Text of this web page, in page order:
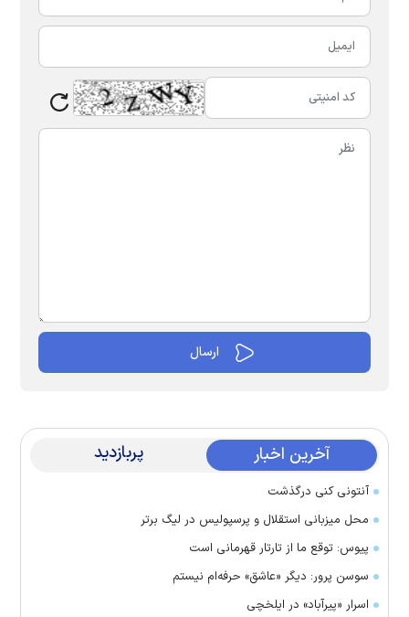
آخرین اخبار پربازدید
آنتونی کنی درگذشت
محل میزبانی استقلال و پرسپولیس در لیگ برتر
پیوس: توقع ما از تارتار قهرمانی است
سوسن پرور: دیگر «عاشق» حرفه‌ام نیستم
اسرار «پیرآباد» در ایلخچی